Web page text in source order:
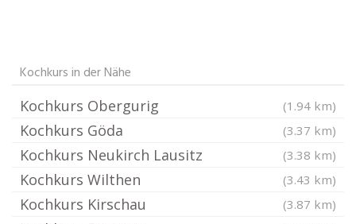
Kochkurs in der Nähe
Kochkurs Obergurig (1.94 km)
Kochkurs Göda (3.37 km)
Kochkurs Neukirch Lausitz (3.38 km)
Kochkurs Wilthen (3.43 km)
Kochkurs Kirschau (3.87 km)